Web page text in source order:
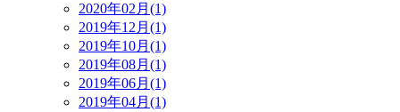
2020年02月(1)
2019年12月(1)
2019年10月(1)
2019年08月(1)
2019年06月(1)
2019年04月(1)